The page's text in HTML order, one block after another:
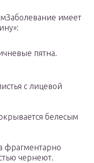
имеет
пятна.
с лицевой
белесым
фрагментарно
чернеют.